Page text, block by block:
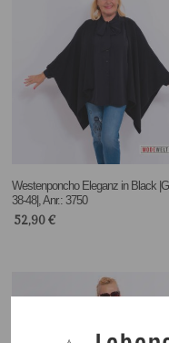
Westenponcho Eleganz in Black
38-48|, Anr.: 3750
52,90€